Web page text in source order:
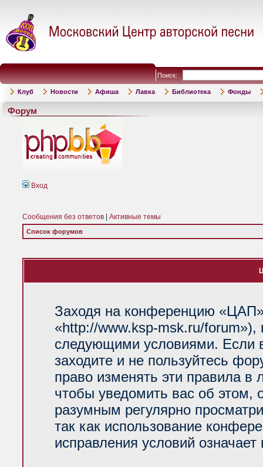
Поиск:
Клуб Новости Афиша Лавка Библиотека Фонды
Форум
Вход
Сообщения без ответов Активные темы
Список форумов
Заходя на конференцию
«http://www.ksp-msk.ru/forum»),
следующими условиями. Если
заходите и не пользуйтесь
право изменять эти правила
чтобы уведомить вас об
разумным регулярно
так как использование
исправления условий